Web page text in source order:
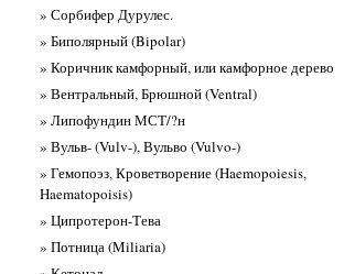
» Сорбифер Дурулес.
» Биполярный (Bipolar)
» Коричник камфорный, или камфорное дерево
» Вентральный, Брюшной (Ventral)
» Липофундин МСТ/?н
» Вульв- (Vulv-), Вульво (Vulvo-)
» Гемопоэз, Кроветворение (Haemopoiesis,
Haematopoisis)
» Ципротерон-Тева
» Потница (Miliaria)